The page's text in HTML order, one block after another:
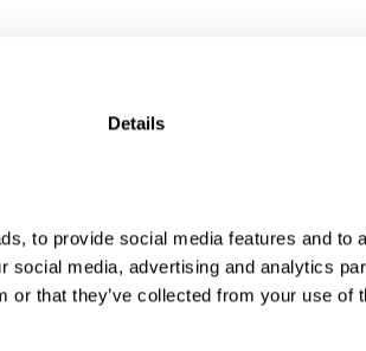
Details
to provide social media features and to
social media, advertising and analytics
or that they’ve collected from your use of